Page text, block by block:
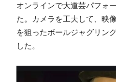
オンラインで大道芸パフォ
た。カメラを工夫して、映
を狙ったボールジャグリン
した。